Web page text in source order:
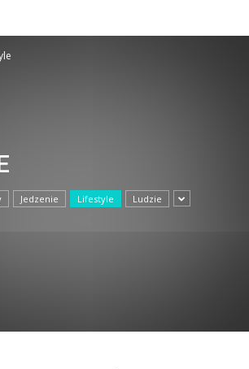
Jedzenie Lifestyle Ludzie